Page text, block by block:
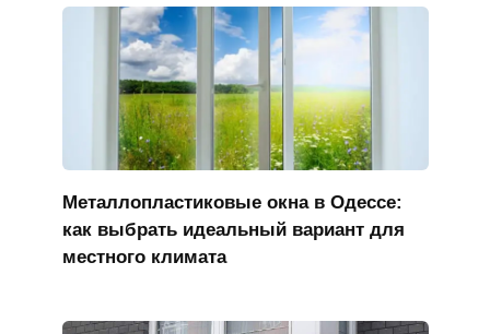
Металлопластиковые окна в Одессе:
как выбрать идеальный вариант для
местного климата